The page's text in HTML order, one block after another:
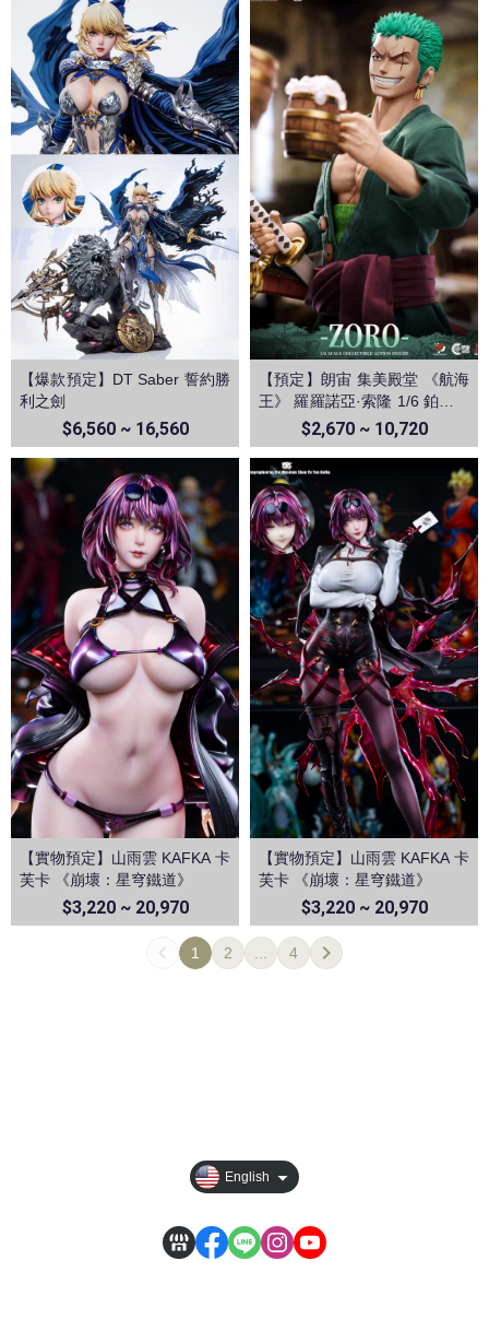
【爆款預定】DT Saber 誓約勝
利之劍
$6,560 ~ 16,560
【預定】朗宙 集美殿堂 《航海
王》 羅羅諾亞·索隆 1/6 鉑金矽
膠可動人偶$2,670 ~ 10,720
【實物預定】山雨雲 KAFKA 卡
芙卡 《崩壞：星穹鐵道》
$3,220 ~ 20,970
【實物預定】山雨雲 KAFKA 卡
芙卡 《崩壞：星穹鐵道》
$3,220 ~ 20,970
1 2 ... 4
English